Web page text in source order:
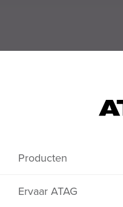
Producten
Ervaar ATAG